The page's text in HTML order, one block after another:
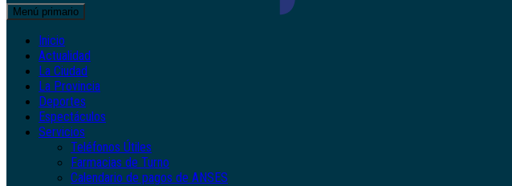
Menú primario
Inicio
Actualidad
La Ciudad
La Provincia
Deportes
Espectáculos
Servicios
Teléfonos Útiles
Farmacias de Turno
Calendario de pagos de ANSES